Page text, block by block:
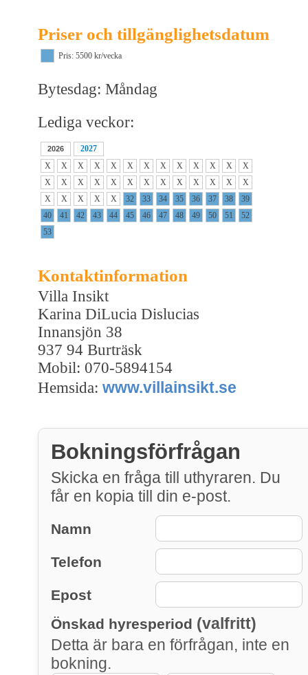
Priser och tillgänglighetsdatum
Pris: 5500 kr/vecka
Bytesdag: Måndag
Lediga veckor:
2026
2027
X
X X X X X X X X X X X
X
X
X X X X X X X X X X X
X
X
X X X X 32 33 34 35 36 37 38
39
40
41 42 43 44 45 46 47 48 49 50 51
52
53
Kontaktinformation
Villa Insikt
Karina DiLucia Dislucias
Innansjön 38
937 94 Burträsk
Mobil: 070-5894154
Hemsida: www.villainsikt.se
Bokningsförfrågan
Skicka en fråga till uthyraren. Du
får en kopia till din e-post.
Namn
Telefon
Epost
Önskad hyresperiod (valfritt)
Detta är bara en förfrågan, inte en
bokning.